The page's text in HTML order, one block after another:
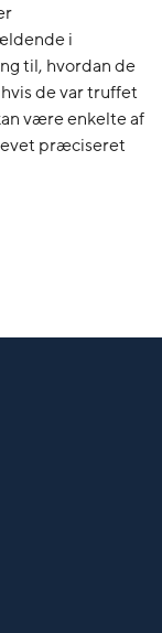
i
til, hvordan de
de var truffet
være enkelte af
præciseret